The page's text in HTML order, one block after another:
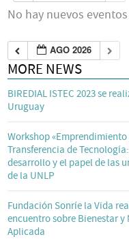
No hay nuevos
AGO 2026
MORE NEWS
BIREDIAL ISTEC 2023 se
Uruguay
Workshop «Emprendimiento
Transferencia de
desarrollo y el papel de las
de la UNLP
Fundación Sonríe la Vida
encuentro sobre Bienestar y
Aplicada